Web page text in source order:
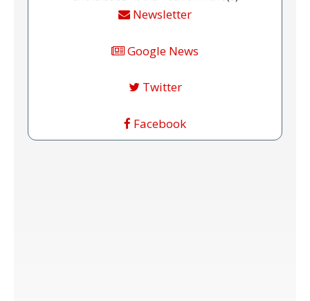
Newsletter
Google News
Twitter
Facebook